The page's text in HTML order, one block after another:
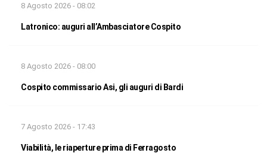
8 Agosto 2026 - 08:02
Latronico: auguri all’Ambasciatore Cospito
8 Agosto 2026 - 08:00
Cospito commissario Asi, gli auguri di Bardi
7 Agosto 2026 - 17:43
Viabilità, le riaperture prima di Ferragosto